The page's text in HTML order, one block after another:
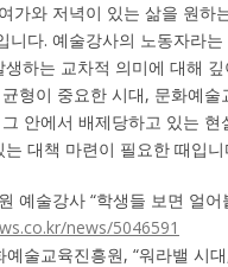
가와 저녁이 있는 삶을 원하
니다. 예술강사의 노동자라
하는 교차적 의미에 대해
형이 중요한 시대, 문화예술
안에서 배제당하고 있는 현
대책 마련이 필요한 때입니
예술강사 “학생들 보면 얼어
news/5046591
술교육진흥원, “워라밸 시